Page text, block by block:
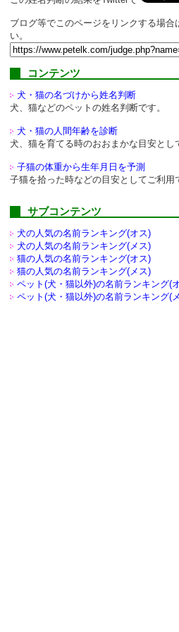
ブログ等でこのページをリンクする場合
い。
コンテンツ
犬・猫の名づけから姓名判断
犬、猫などのペットの姓名判断です。
犬・猫の人間年齢を診断
犬、猫を育てる時のおおまかな目安とし
子猫の体重から生年月日を予測
子猫を拾った時などの目安としてご利用
サブコンテンツ
犬の人気の名前ランキング(オス)
犬の人気の名前ランキング(メス)
猫の人気の名前ランキング(オス)
猫の人気の名前ランキング(メス)
ペット(犬・猫以外)の名前ランキング(
ペット(犬・猫以外)の名前ランキング(